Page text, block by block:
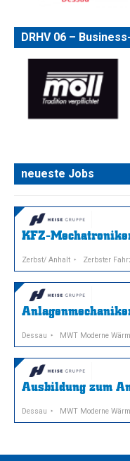
DRHV 06 –
neueste Jobs
KFZ-
Zerbst/ Anhalt Zerbster
Dessau MWT Moderne
Ausbildung zum
Dessau MWT Moderne